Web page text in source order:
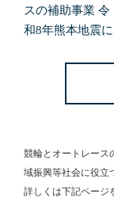
スの補助事業 令
和8年熊本地震に
競輪とオートレース
域振興等社会に役立
詳しくは下記ページ